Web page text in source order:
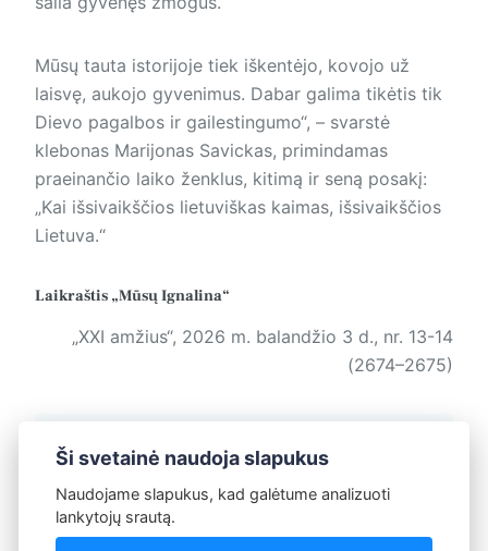
Mūsų tauta istorijoje tiek iškentėjo, kovojo už
laisvę, aukojo gyvenimus. Dabar galima tikėtis tik
Dievo pagalbos ir gailestingumo“, – svarstė
klebonas Marijonas Savickas, primindamas
praeinančio laiko ženklus, kitimą ir seną posakį:
„Kai išsivaikščios lietuviškas kaimas, išsivaikščios
Lietuva.“
Laikraštis „Mūsų Ignalina“
„XXI amžius“, 2026 m. balandžio 3 d., nr. 13-14
(2674–2675)
Žymos: Įgarsinti tekstai
Ši svetainė naudoja slapukus
Naudojame slapukus, kad galėtume analizuoti
lankytojų srautą.